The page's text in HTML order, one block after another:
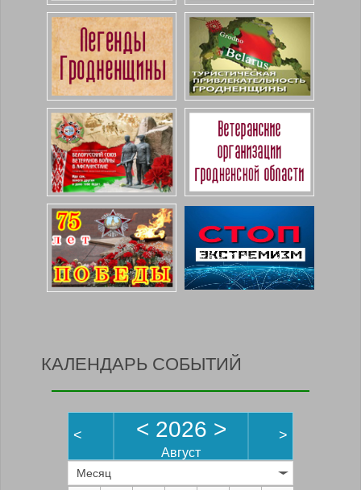
КАЛЕНДАРЬ СОБЫТИЙ
< < 2026 >
Август
>
Месяц